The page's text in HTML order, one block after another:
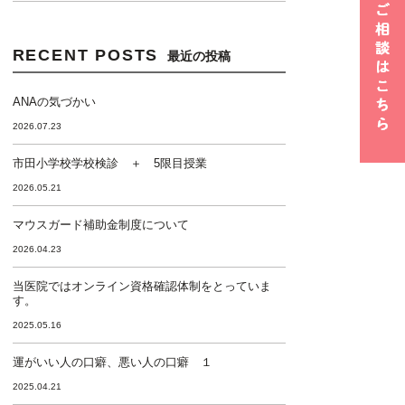
RECENT POSTS 最近の投稿
ANAの気づかい
2026.07.23
市田小学校学校検診 ＋ 5限目授業
2026.05.21
マウスガード補助金制度について
2026.04.23
当医院ではオンライン資格確認体制をとっていま
す。
2025.05.16
運がいい人の口癖、悪い人の口癖 １
2025.04.21